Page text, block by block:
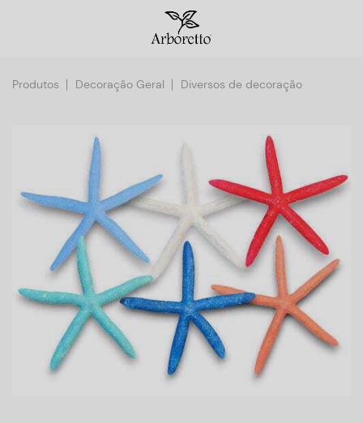
Produtos Decoração Geral Diversos de decoração